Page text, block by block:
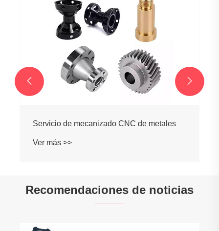
Servicio de mecanizado CNC de metales
Ver más >>
 
Recomendaciones de noticias